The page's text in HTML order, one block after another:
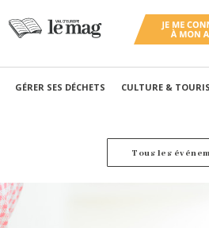
GÉRER SES DÉCHETS CULTURE &
Tous les